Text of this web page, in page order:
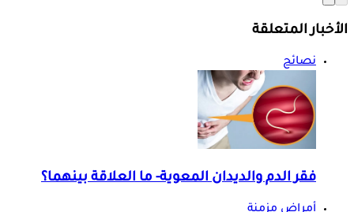
الأخبار المتعلقة
نصائح
فقر الدم والديدان المعوية- ما العلاقة بينهما؟